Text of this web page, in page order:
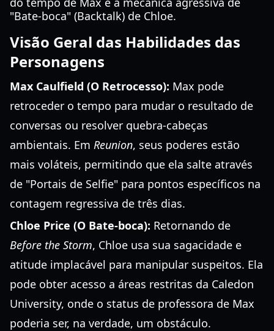
"Bate-boca" (Backtalk) de Chloe.
Visão Geral das Habilidades das
Personagens
Max Caulfield (O Retrocesso): Max pode
retroceder o tempo para mudar o resultado de
conversas ou resolver quebra-cabeças
ambientais. Em Reunion, seus poderes estão
mais voláteis, permitindo que ela salte através
de "Portais de Selfie" para pontos específicos na
contagem regressiva de três dias.
Chloe Price (O Bate-boca): Retornando de
Before the Storm, Chloe usa sua sagacidade e
atitude implacável para manipular suspeitos. Ela
pode obter acesso a áreas restritas da Caledon
University, onde o status de professora de Max
poderia ser, na verdade, um obstáculo.